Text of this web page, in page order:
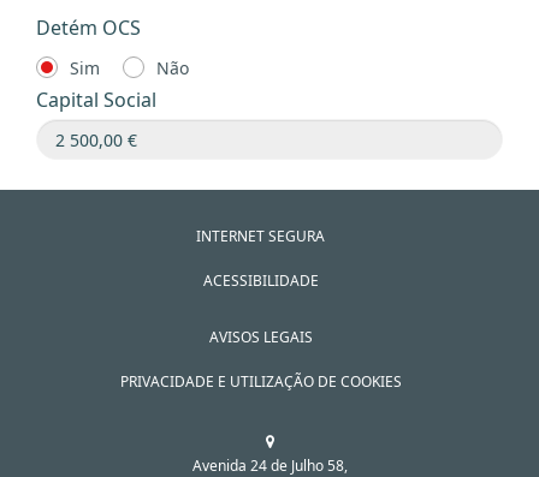
Detém OCS
Sim Não
Capital Social
INTERNET SEGURA
ACESSIBILIDADE
AVISOS LEGAIS
PRIVACIDADE E UTILIZAÇÃO DE COOKIES
Avenida 24 de Julho 58,